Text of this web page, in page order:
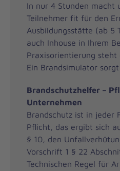
In nur 4 Stunden macht
Teilnehmer fit für den
Ausbildungsstätte (ab 5
auch Inhouse in Ihrem
Praxisorientierung steht
Ein Brandsimulator
Brandschutzhelfer –
Unternehmen
Brandschutz ist in jeder
Pflicht, das ergibt sich
§ 10, den
Vorschrift 1 § 22
Technischen Regel für